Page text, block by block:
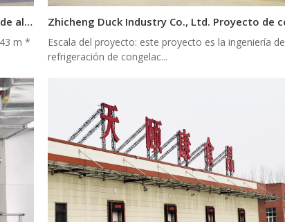
Centro de cadena fría de Huayuan Proyecto de almacenamiento en frío grande
m *
Escala del proyecto: este proyecto es la ingeniería de
refrigeración de congelac...